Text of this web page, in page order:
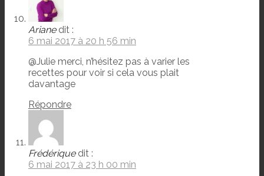
Ariane dit :
6 mai 2017 à 20 h 56 min
@Julie merci, n’hésitez pas à varier les
recettes pour voir si cela vous plait
davantage
Répondre
Frédérique dit :
6 mai 2017 à 23 h 00 min